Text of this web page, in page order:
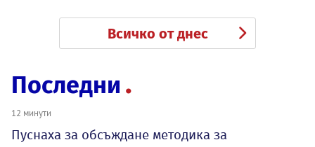
Всичко от днес
Последни
12 минути
Пуснаха за обсъждане методика за